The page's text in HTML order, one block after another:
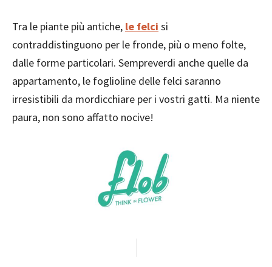
Tra le piante più antiche, le felci si
contraddistinguono per le fronde, più o meno folte,
dalle forme particolari. Sempreverdi anche quelle da
appartamento, le foglioline delle felci saranno
irresistibili da mordicchiare per i vostri gatti. Ma niente
paura, non sono affatto nocive!